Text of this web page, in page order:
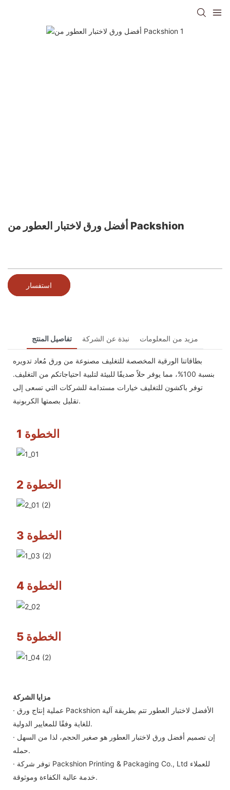
أفضل ورق لاختبار العطور من Packshion
استفسار
تفاصيل المنتج نبذة عن الشركة مزيد من المعلومات
بطاقاتنا الورقية المخصصة للتغليف مصنوعة من ورق مُعاد تدويره
بنسبة 100%، مما يوفر حلاً صديقًا للبيئة لتلبية احتياجاتكم من التغليف.
توفر باكشون للتغليف خيارات مستدامة للشركات التي تسعى إلى
تقليل بصمتها الكربونية.
الخطوة 1
الخطوة 2
الخطوة 3
الخطوة 4
الخطوة 5
مزايا الشركة
· عملية إنتاج ورق Packshion الأفضل لاختبار العطور تتم بطريقة آلية
للغاية وفقًا للمعايير الدولية.
· إن تصميم أفضل ورق لاختبار العطور هو صغير الحجم، لذا من السهل
حمله.
· توفر شركة Packshion Printing & Packaging Co., Ltd للعملاء
خدمة عالية الكفاءة وموثوقة.